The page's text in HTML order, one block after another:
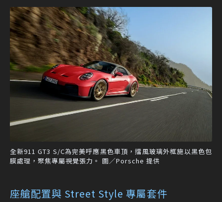
全新911 GT3 S/C為完美呼應黑色車頂，擋風玻璃外框施以黑色包
膜處理，聚焦專屬視覺張力。 圖／Porsche 提供
座艙配置與 Street Style 專屬套件